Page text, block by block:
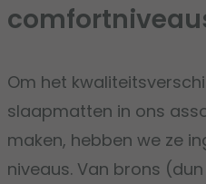
Om het
slaapmatten in ons
maken, hebben we ze
niveaus. Van brons